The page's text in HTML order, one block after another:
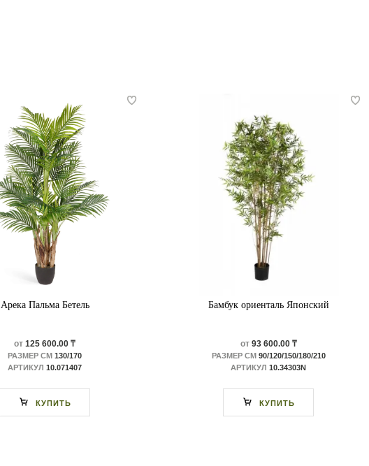
Арека Пальма Бетель
от 125 600.00 ₸
РАЗМЕР СМ 130/170
АРТИКУЛ 10.071407
КУПИТЬ
Бамбук ориенталь Японский
от93 600.00 ₸
РАЗМЕР СМ90/120/150/180/210
АРТИКУЛ 10.34303N
КУПИТЬ